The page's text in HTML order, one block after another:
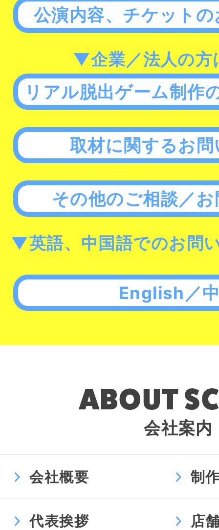
公演内容、チケット
▼企業／法人の方
リアル脱出ゲーム制作
取材に関するお
その他のご相談／
▼英語、中国語でのお問
English／
会社案内
会社概要 制
代表挨拶 店